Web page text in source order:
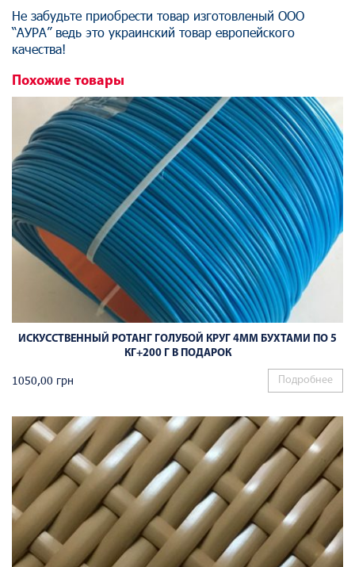
Не забудьте приобрести товар изготовленый ООО
“АУРА” ведь это украинский товар европейского
качества!
Похожие товары
ИСКУССТВЕННЫЙ РОТАНГ ГОЛУБОЙ КРУГ 4ММ БУХТАМИ ПО 5
КГ+200 Г В ПОДАРОК
1050,00 грн Подробнее